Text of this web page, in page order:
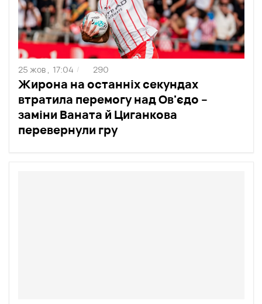
Жирона на останніх секундах
втратила перемогу над Ов'єдо –
заміни Ваната й Циганкова
перевернули гру
25 жов , 17:04 / 290